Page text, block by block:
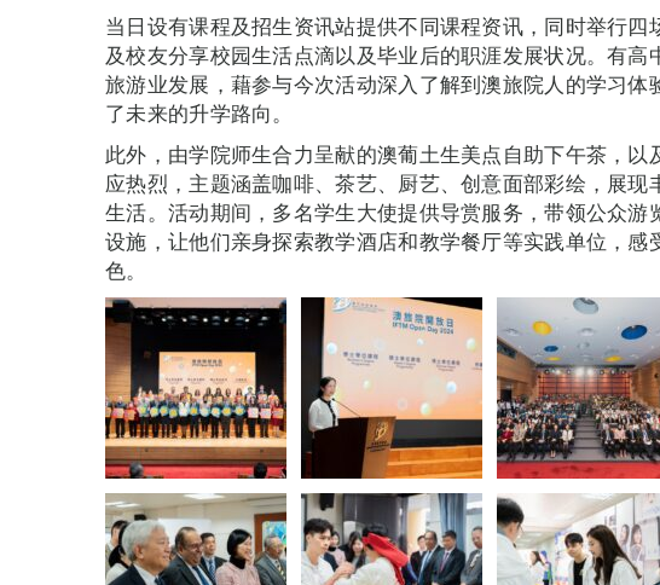
当日设有课程及招生资讯站提供不同课程资讯，同时举行四
及校友分享校园生活点滴以及毕业后的职涯发展状况。有高
旅游业发展，藉参与今次活动深入了解到澳旅院人的学习体
了未来的升学路向。
此外，由学院师生合力呈献的澳葡土生美点自助下午茶，以
应热烈，主题涵盖咖啡、茶艺、厨艺、创意面部彩绘，展现
生活。活动期间，多名学生大使提供导赏服务，带领公众游
设施，让他们亲身探索教学酒店和教学餐厅等实践单位，感
色。